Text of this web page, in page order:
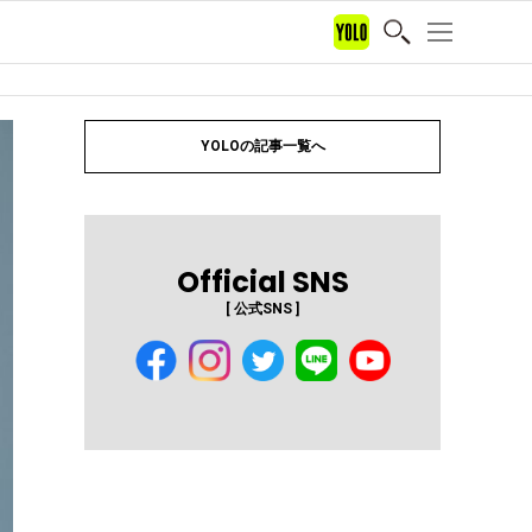
YOLOの記事一覧へ
Official SNS
[ 公式SNS ]